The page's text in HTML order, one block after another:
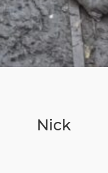
Mitglied werden
Helfen Sie durch
Der erste Tag mit
Kinder und Hunde
Die Welpenphasen
Notfellchen &
Nick